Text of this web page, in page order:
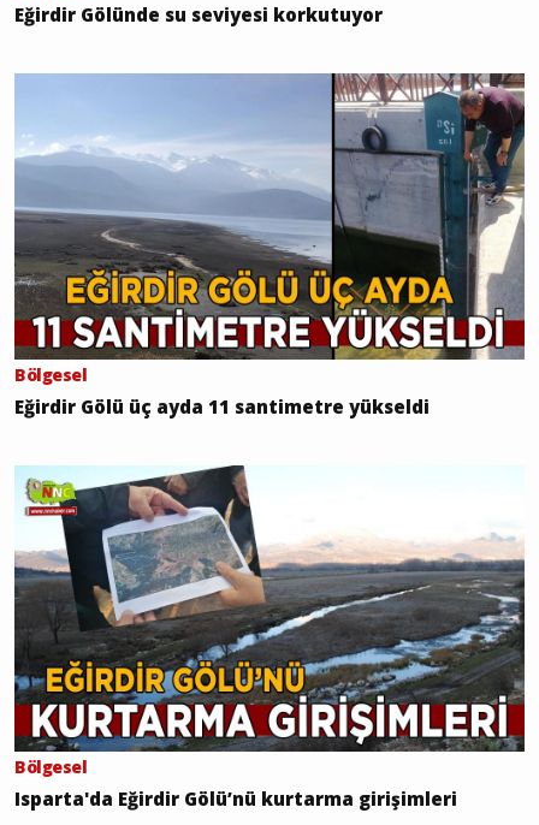
Eğirdir Gölünde su seviyesi korkutuyor
Bölgesel
Eğirdir Gölü üç ayda 11 santimetre yükseldi
Bölgesel
Isparta'da Eğirdir Gölü’nü kurtarma girişimleri